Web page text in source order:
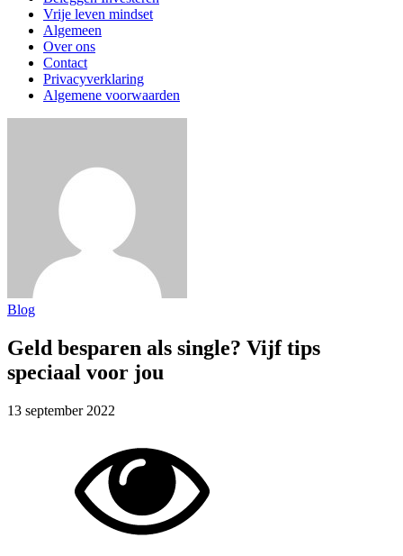
Vrije leven mindset
Algemeen
Over ons
Contact
Privacyverklaring
Algemene voorwaarden
Blog
Geld besparen als single? Vijf tips
speciaal voor jou
13 september 2022